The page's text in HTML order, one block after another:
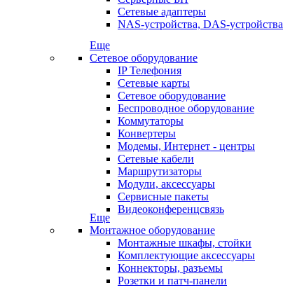
Сетевые адаптеры
NAS-устройства, DAS-устройства
Еще
Сетевое оборудование
IP Телефония
Сетевые карты
Сетевое оборудование
Беспроводное оборудование
Коммутаторы
Конвертеры
Модемы, Интернет - центры
Сетевые кабели
Маршрутизаторы
Модули, аксессуары
Сервисные пакеты
Видеоконференцсвязь
Еще
Монтажное оборудование
Монтажные шкафы, стойки
Комплектующие аксессуары
Коннекторы, разъемы
Розетки и патч-панели